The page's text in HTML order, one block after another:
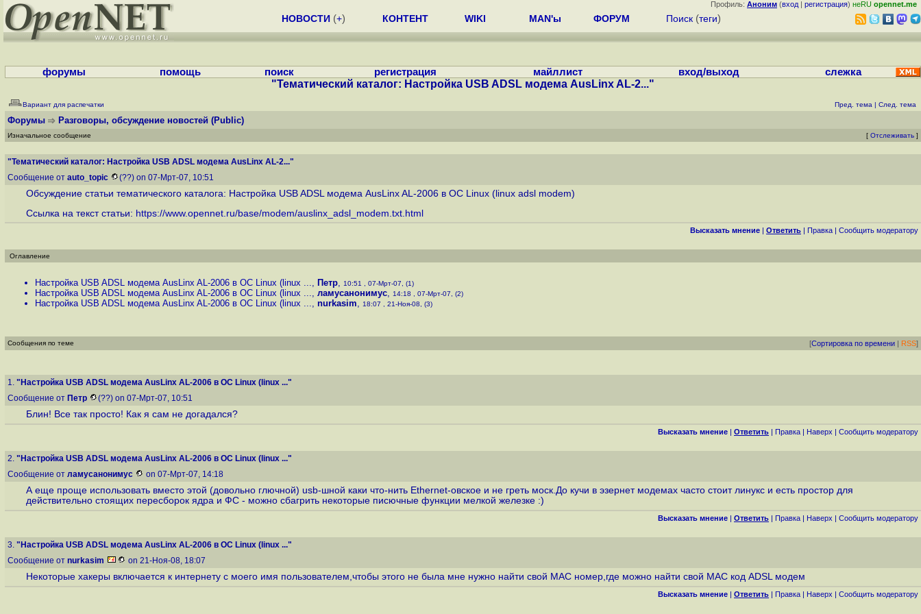
Профиль: Аноним (вход | регистрация) неRU opennet.me
НОВОСТИ (+) КОНТЕНТ WIKI MAN'ы ФОРУМ Поиск (теги)
форумы помощь поиск регистрация майллист вход/выход слежка
"Тематический каталог: Настройка USB ADSL модема AusLinx AL-2..."
Вариант для распечатки Пред. тема | След. тема
Форумы Разговоры, обсуждение новостей (Public)
Изначальное сообщение [ Отслеживать ]
"Тематический каталог: Настройка USB ADSL модема AusLinx AL-2..."
Сообщение от auto_topic (??) on 07-Мрт-07, 10:51
Обсуждение статьи тематического каталога: Настройка USB ADSL модема AusLinx AL-2006 в ОС Linux (linux adsl modem)
Ссылка на текст статьи: https://www.opennet.ru/base/modem/auslinx_adsl_modem.txt.html
Высказать мнение | Ответить | Правка | Cообщить модератору
Оглавление
Настройка USB ADSL модема AusLinx AL-2006 в ОС Linux (linux ..., Петр, 10:51 , 07-Мрт-07, (1)
Настройка USB ADSL модема AusLinx AL-2006 в ОС Linux (linux ..., ламусанонимус, 14:18 , 07-Мрт-07, (2)
Настройка USB ADSL модема AusLinx AL-2006 в ОС Linux (linux ..., nurkasim, 18:07 , 21-Ноя-08, (3)
Сообщения по теме [Сортировка по времени | RSS]
1. "Настройка USB ADSL модема AusLinx AL-2006 в ОС Linux (linux ..."
Сообщение от Петр (??) on 07-Мрт-07, 10:51
Блин! Все так просто! Как я сам не догадался?
Высказать мнение | Ответить | Правка | Наверх | Cообщить модератору
2. "Настройка USB ADSL модема AusLinx AL-2006 в ОС Linux (linux ..."
Сообщение от ламусанонимус on 07-Мрт-07, 14:18
А еще проще использовать вместо этой (довольно глючной) usb-шной каки что-нить Ethernet-овское и не греть моск.До кучи в эзернет модемах часто стоит линукс и есть простор для
действительно стоящих пересборок ядра и ФС - можно сбагрить некоторые писючные функции мелкой железке :)
Высказать мнение | Ответить | Правка | Наверх | Cообщить модератору
3. "Настройка USB ADSL модема AusLinx AL-2006 в ОС Linux (linux ..."
Сообщение от nurkasim on 21-Ноя-08, 18:07
Некоторые хакеры включается к интернету с моего имя пользователем,чтобы этого не была мне нужно найти свой МАС номер,где можно найти свой МАС код ADSL модем
Высказать мнение | Ответить | Правка | Наверх | Cообщить модератору